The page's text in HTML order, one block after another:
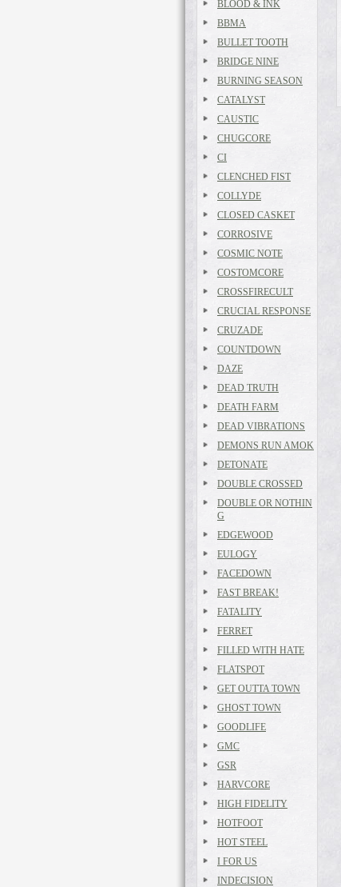
BLOOD & INK
BBMA
BULLET TOOTH
BRIDGE NINE
BURNING SEASON
CATALYST
CAUSTIC
CHUGCORE
CI
CLENCHED FIST
COLLYDE
CLOSED CASKET
CORROSIVE
COSMIC NOTE
COSTOMCORE
CROSSFIRECULT
CRUCIAL RESPONSE
CRUZADE
COUNTDOWN
DAZE
DEAD TRUTH
DEATH FARM
DEAD VIBRATIONS
DEMONS RUN AMOK
DETONATE
DOUBLE CROSSED
DOUBLE OR NOTHIN
G
EDGEWOOD
EULOGY
FACEDOWN
FAST BREAK!
FATALITY
FERRET
FILLED WITH HATE
FLATSPOT
GET OUTTA TOWN
GHOST TOWN
GOODLIFE
GMC
GSR
HARVCORE
HIGH FIDELITY
HOTFOOT
HOT STEEL
I FOR US
INDECISION